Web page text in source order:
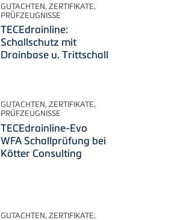
GUTACHTEN, ZERTIFIKATE,
PRÜFZEUGNISSE
TECEdrainline:
Schallschutz mit
Drainbase u. Trittschall
GUTACHTEN, ZERTIFIKATE,
PRÜFZEUGNISSE
TECEdrainline-Evo
WFA Schallprüfung bei
Kötter Consulting
GUTACHTEN, ZERTIFIKATE,